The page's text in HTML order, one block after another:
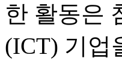
한 활동은
(ICT) 기업